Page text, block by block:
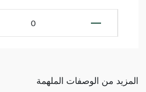
0
المزيد من الوصفات الملهمة